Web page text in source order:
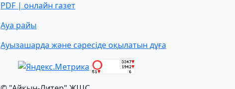
PDF | онлайн газет
Ауа райы
Ауызашарда және сәресіде оқылатын дұға